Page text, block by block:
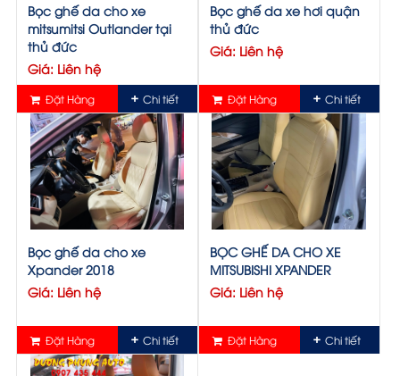
Bọc ghế da cho xe
mitsumitsi Outlander tại
thủ đức
Giá: Liên hệ
Đặt Hàng Chi tiết
Bọc ghế da xe hơi quận
thủ đức
Giá: Liên hệ
Đặt Hàng Chi tiết
Bọc ghế da cho xe
Xpander 2018
Giá: Liên hệ
Đặt Hàng Chi tiết
BỌC GHẾ DA CHO XE
MITSUBISHI XPANDER
Giá: Liên hệ
Đặt Hàng Chi tiết